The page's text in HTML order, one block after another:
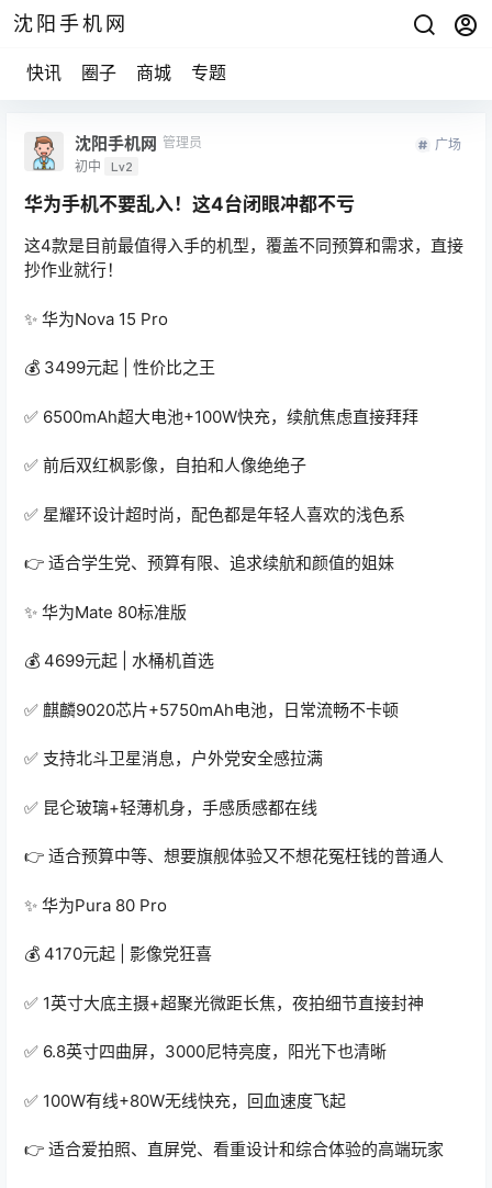
沈阳手机网
快讯 圈子 商城 专题
沈阳手机网 管理员
初中
Lv2
广场
华为手机不要乱入！这4台闭眼冲都不亏
这4款是目前最值得入手的机型，覆盖不同预算和需求，直接
抄作业就行！
✨ 华为Nova 15 Pro
💰 3499元起 | 性价比之王
✅ 6500mAh超大电池+100W快充，续航焦虑直接拜拜
✅ 前后双红枫影像，自拍和人像绝绝子
✅ 星耀环设计超时尚，配色都是年轻人喜欢的浅色系
👉 适合学生党、预算有限、追求续航和颜值的姐妹
✨ 华为Mate 80标准版
💰 4699元起 | 水桶机首选
✅ 麒麟9020芯片+5750mAh电池，日常流畅不卡顿
✅ 支持北斗卫星消息，户外党安全感拉满
✅ 昆仑玻璃+轻薄机身，手感质感都在线
👉 适合预算中等、想要旗舰体验又不想花冤枉钱的普通人
✨ 华为Pura 80 Pro
💰 4170元起 | 影像党狂喜
✅ 1英寸大底主摄+超聚光微距长焦，夜拍细节直接封神
✅ 6.8英寸四曲屏，3000尼特亮度，阳光下也清晰
✅ 100W有线+80W无线快充，回血速度飞起
👉 适合爱拍照、直屏党、看重设计和综合体验的高端玩家